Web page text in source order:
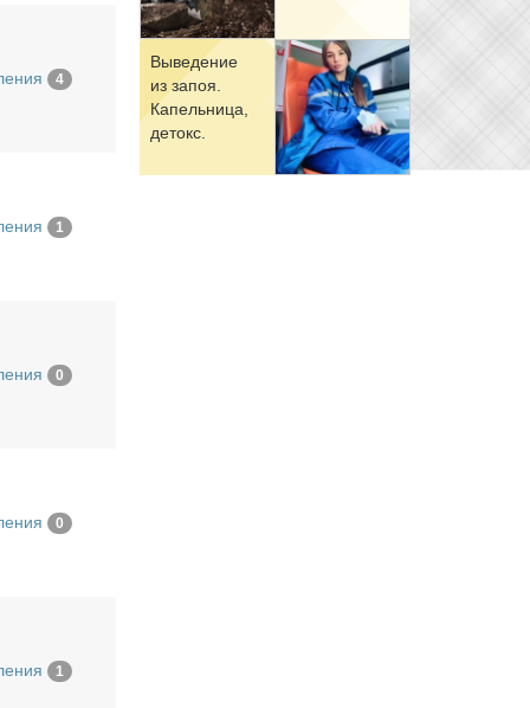
Вы­ве­де­ние
из за­поя.
Ка­пель­ни­ца,
де­токс.
4
1
0
0
1